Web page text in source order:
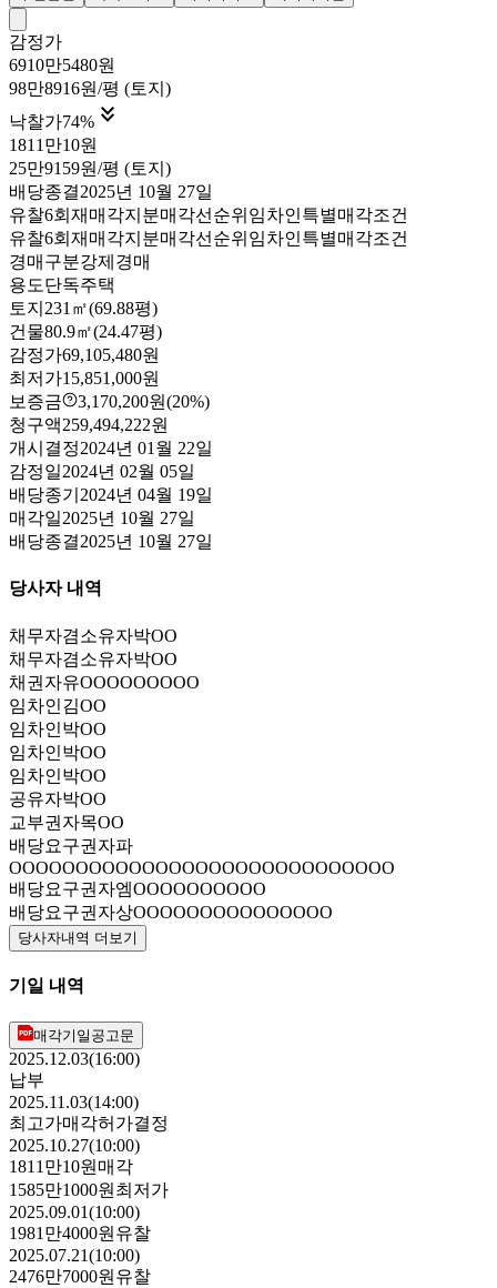
감정가
6910만5480원
98만8916원/평 (토지)
낙찰가74% 
1811만10원
25만9159원/평 (토지)
배당종결2025년 10월 27일
유찰6회 재매각지분매각선순위임차인특별매각조건
유찰6회 재매각지분매각선순위임차인특별매각조건
경매구분강제경매
용도단독주택
토지 231㎡(69.88평)
건물80.9㎡(24.47평)
감정가69,105,480원
최저가15,851,000원
보증금
3,170,200원(20%)
청구액259,494,222원
개시결정2024년 01월 22일
감정일2024년 02월 05일
배당종기 2024년 04월 19일
매각일2025년 10월 27일
배당종결2025년 10월 27일
당사자 내역
채무자겸소유자박OO
채무자겸소유자박OO
채권자유OOOOOOOOO
임차인김OO
임차인박OO
임차인박OO
임차인박OO
공유자박OO
교부권자목OO
배당요구권자파
OOOOOOOOOOOOOOOOOOOOOOOOOOOOO
배당요구권자엠OOOOOOOOOO
배당요구권자상OOOOOOOOOOOOOOO
당사자내역 더보기
기일 내역
매각기일공고문
2025.12.03(16:00)
납부
2025.11.03(14:00)
최고가매각허가결정
2025.10.27(10:00)
1811만10원 매각
1585만1000원 최저가
2025.09.01(10:00)
1981만4000원 유찰
2025.07.21(10:00)
2476만7000원 유찰